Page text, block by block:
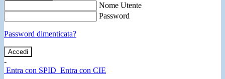
Nome Utente
Password
Password dimenticata?
-
Entra con SPID Entra con CIE